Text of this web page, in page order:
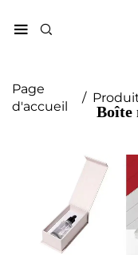
Page
d'accueil
/
Boîte